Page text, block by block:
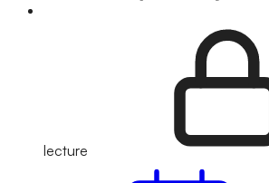
lecture